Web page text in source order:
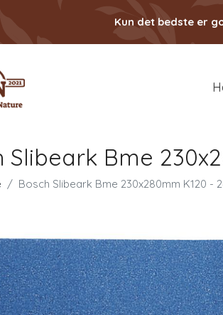
Kun det bedste er
Slibeark Bme
Bosch Slibeark Bme 230x280mm K120 -